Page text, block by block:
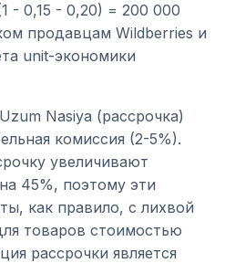
- 0,15 - 0,20) = 200 000
продавцам Wildberries и
unit-экономики
Nasiya (рассрочка)
комиссия (2-5%).
увеличивают
45%, поэтому эти
как правило, с лихвой
товаров стоимостью
рассрочки является